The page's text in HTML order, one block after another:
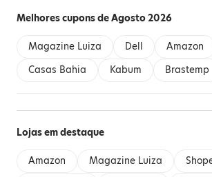
Melhores cupons de Agosto 2026
Magazine Luiza Dell
Amazon
Casas Bahia
Kabum Brastemp
Lojas em destaque
Amazon Magazine Luiza